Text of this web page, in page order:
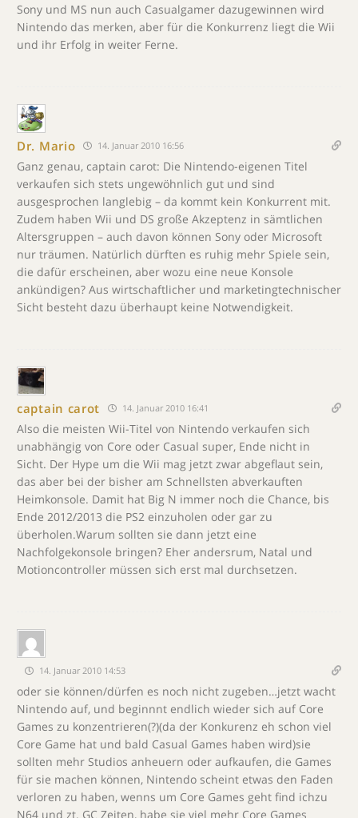
Sony und MS nun auch Casualgamer dazugewinnen wird
Nintendo das merken, aber für die Konkurrenz liegt die Wii
und ihr Erfolg in weiter Ferne.
Dr. Mario 14. Januar 2010 16:56
Ganz genau, captain carot: Die Nintendo-eigenen Titel
verkaufen sich stets ungewöhnlich gut und sind
ausgesprochen langlebig – da kommt kein Konkurrent mit.
Zudem haben Wii und DS große Akzeptenz in sämtlichen
Altersgruppen – auch davon können Sony oder Microsoft
nur träumen. Natürlich dürften es ruhig mehr Spiele sein,
die dafür erscheinen, aber wozu eine neue Konsole
ankündigen? Aus wirtschaftlicher und marketingtechnischer
Sicht besteht dazu überhaupt keine Notwendigkeit.
captain carot 14. Januar 2010 16:41
Also die meisten Wii-Titel von Nintendo verkaufen sich
unabhängig von Core oder Casual super, Ende nicht in
Sicht. Der Hype um die Wii mag jetzt zwar abgeflaut sein,
das aber bei der bisher am Schnellsten abverkauften
Heimkonsole. Damit hat Big N immer noch die Chance, bis
Ende 2012/2013 die PS2 einzuholen oder gar zu
überholen.Warum sollten sie dann jetzt eine
Nachfolgekonsole bringen? Eher andersrum, Natal und
Motioncontroller müssen sich erst mal durchsetzen.
14. Januar 2010 14:53
oder sie können/dürfen es noch nicht zugeben…jetzt wacht
Nintendo auf, und beginnnt endlich wieder sich auf Core
Games zu konzentrieren(?)(da der Konkurenz eh schon viel
Core Game hat und bald Casual Games haben wird)sie
sollten mehr Studios anheuern oder aufkaufen, die Games
für sie machen können, Nintendo scheint etwas den Faden
verloren zu haben, wenns um Core Games geht find ichzu
N64 und zt. GC Zeiten, habe sie viel mehr Core Games